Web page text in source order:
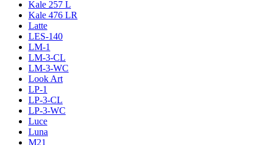
Kale 257 L
Kale 476 LR
Latte
LES-140
LM-1
LM-3-CL
LM-3-WC
Look Art
LP-1
LP-3-CL
LP-3-WC
Luce
Luna
M21